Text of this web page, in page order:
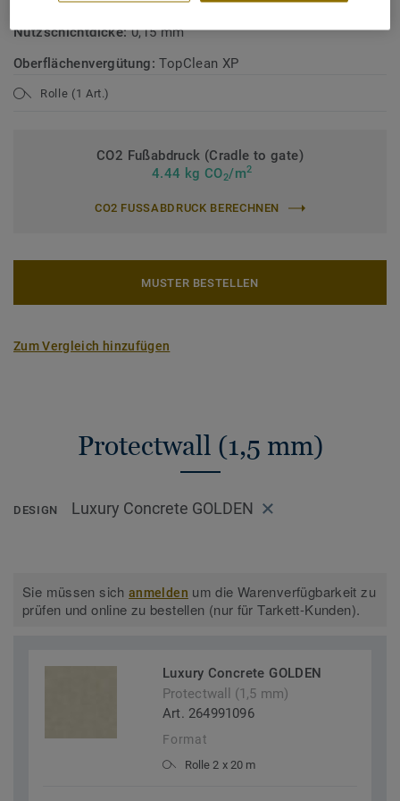
Nutzschichtdicke:0,15 mm
Oberflächenvergütung:TopClean XP
Rolle (1 Art.)
CO2 Fußabdruck (Cradle to gate)
4.44 kg CO2/m2
CO2 FUSSABDRUCK BERECHNEN
MUSTER BESTELLEN
Zum Vergleich hinzufügen
Protectwall (1,5 mm)
DESIGN Luxury Concrete GOLDEN
Sie müssen sichanmelden um die Warenverfügbarkeit zu
prüfen und online zu bestellen (nur für Tarkett-Kunden).
Luxury Concrete GOLDEN
Protectwall (1,5 mm)
Art. 264991096
Format
Rolle 2 x 20 m